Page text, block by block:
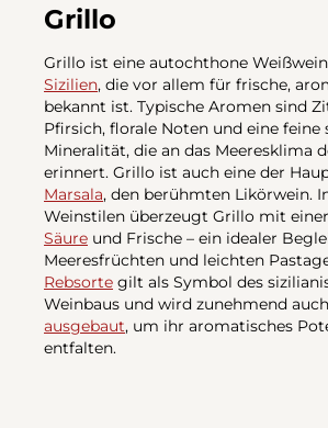
Grillo
Grillo ist eine autochthone
Sizilien, die vor allem für frische,
bekannt ist. Typische Aromen sind
Pfirsich, florale Noten und eine feine
Mineralität, die an das Meeresklima
erinnert. Grillo ist auch eine der
Marsala, den berühmten Likörwein.
Weinstilen überzeugt Grillo mit
Säure und Frische – ein idealer
Meeresfrüchten und leichten
Rebsorte gilt als Symbol des
Weinbaus und wird zunehmend
ausgebaut, um ihr aromatisches
entfalten.